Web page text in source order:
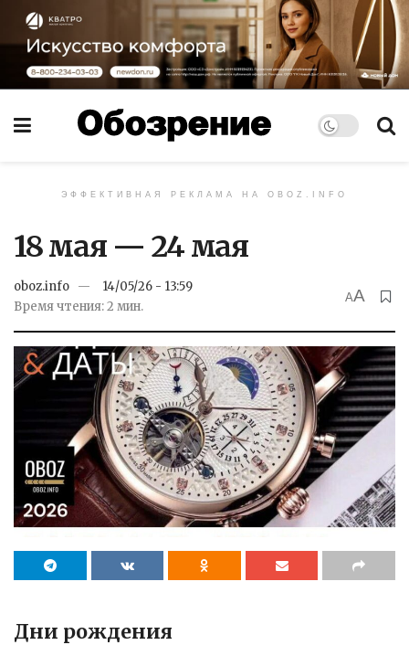
ЭФФЕКТИВНАЯ РЕКЛАМА НА OBOZ.INFO
18 мая — 24 мая
oboz.info
14/05/26 - 13:59
Время чтения: 2 мин.
AA
Дни рождения